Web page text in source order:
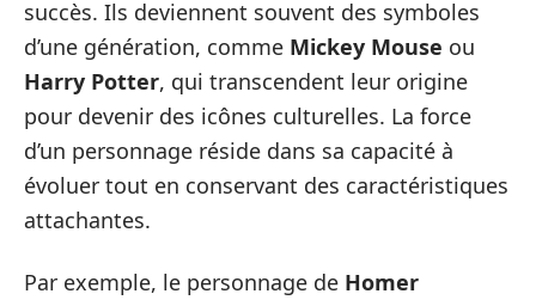
succès. Ils deviennent souvent des symboles
d’une génération, comme Mickey Mouse ou
Harry Potter, qui transcendent leur origine
pour devenir des icônes culturelles. La force
d’un personnage réside dans sa capacité à
évoluer tout en conservant des caractéristiques
attachantes.
Par exemple, le personnage de Homer